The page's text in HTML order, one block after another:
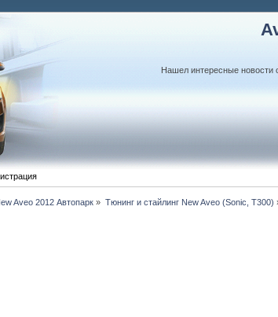
Нашел интересные
Aveo 2012 Автопарк » Тюнинг и стайлинг New Aveo (Sonic, T300)